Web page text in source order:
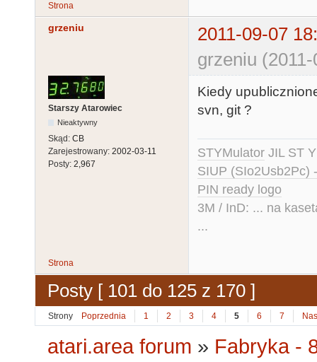
Strona
grzeniu
2011-09-07
grzeniu
Starszy Atarowiec
Nieaktywny
Skąd: CB
Zarejestrowany: 2002-03-11
Posty: 2,967
Kiedy
svn, git ?
STYMulator JIL ST
SIUP (SIo2Usb2Pc)
PIN ready logo
3M / InD: ... na
...
Strona
Posty [ 101 do 125 z 170 ]
Strony Poprzednia 1 2 3 4 5 6 7
atari.area forum » Fabryka -